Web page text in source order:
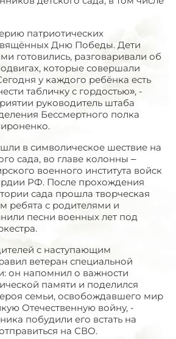
патриотических
Дню Победы. Дети
готовились, разговаривали об
которые совершали
у каждого ребёнка есть
табличку с гордостью», -
руководитель штаба
Бессмертного полка
в символическое шествие на
сада, во главе колонны –
военного института войск
РФ. После прохождения
сада прошла творческая
ребята с родителями и
песни военных лет под
с наступающим
ветеран специальной
он напомнил о важности
памяти и поделился
семьи, освобождавшего мир
Отечественную войну, -
побудили его встать на
на СВО.